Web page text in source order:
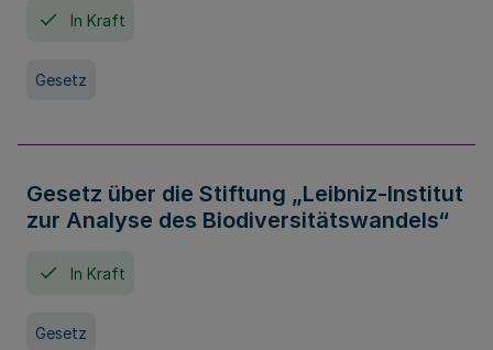
In Kraft
Gesetz
Gesetz über die Stiftung „Leibniz-Institut
zur Analyse des Biodiversitätswandels“
In Kraft
Gesetz